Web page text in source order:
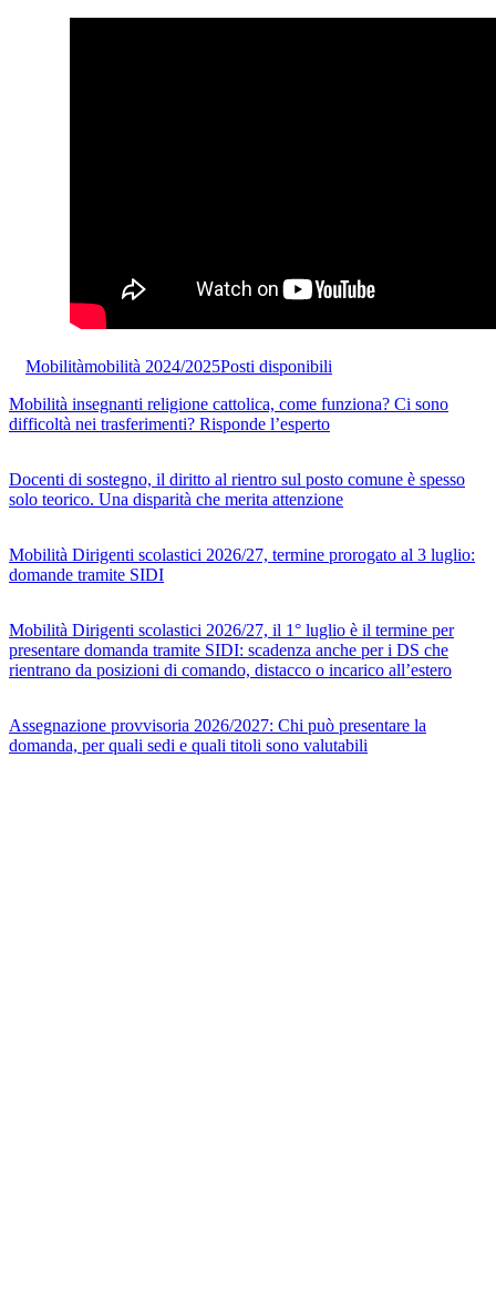
Mobilitàmobilità 2024/2025Posti disponibili
Mobilità insegnanti religione cattolica, come funziona? Ci sono
difficoltà nei trasferimenti? Risponde l’esperto
Docenti di sostegno, il diritto al rientro sul posto comune è spesso
solo teorico. Una disparità che merita attenzione
Mobilità Dirigenti scolastici 2026/27, termine prorogato al 3 luglio:
domande tramite SIDI
Mobilità Dirigenti scolastici 2026/27, il 1° luglio è il termine per
presentare domanda tramite SIDI: scadenza anche per i DS che
rientrano da posizioni di comando, distacco o incarico all’estero
Assegnazione provvisoria 2026/2027: Chi può presentare la
domanda, per quali sedi e quali titoli sono valutabili